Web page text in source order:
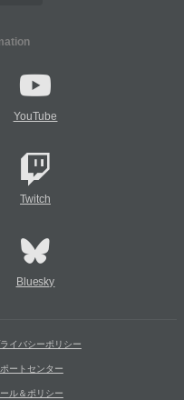
YouTube
Twitch
Bluesky
イバシーポリシー
ートセンター
ル＆ポリシー